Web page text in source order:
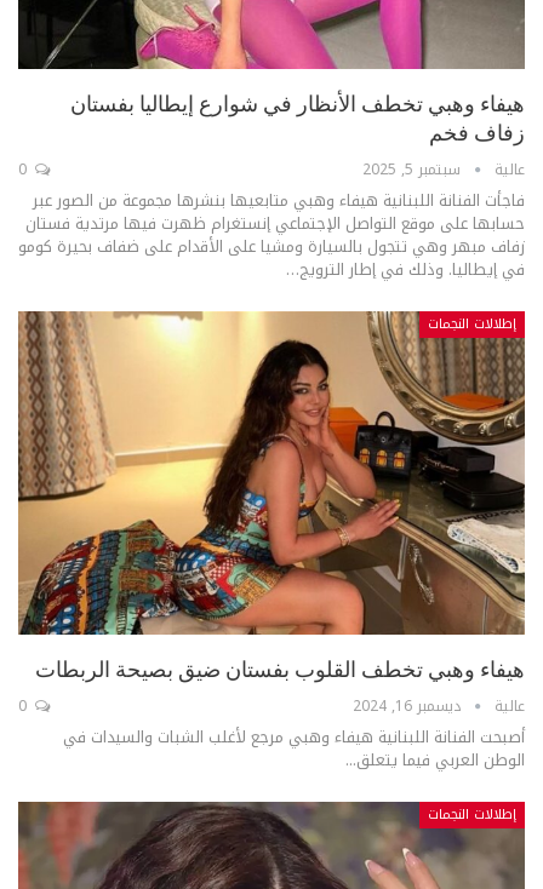
هيفاء وهبي تخطف الأنظار في شوارع إيطاليا بفستان
زفاف فخم
عالية سبتمبر 5, 2025
فاجأت الفنانة اللبنانية هيفاء وهبي متابعيها بنشرها مجموعة من الصور عبر
حسابها على موقع التواصل الإجتماعي إنستغرام ظهرت فيها مرتدية فستان
زفاف مبهر وهي تتجول بالسيارة ومشيا على الأقدام على ضفاف بحيرة كومو
في إيطاليا. وذلك في إطار الترويج…
إطلالات النجمات
هيفاء وهبي تخطف القلوب بفستان ضيق بصيحة الربطات
عالية ديسمبر 16, 2024
أصبحت الفنانة اللبنانية هيفاء وهبي مرجع لأغلب الشبات والسيدات في
الوطن العربي فيما يتعلق...
إطلالات النجمات